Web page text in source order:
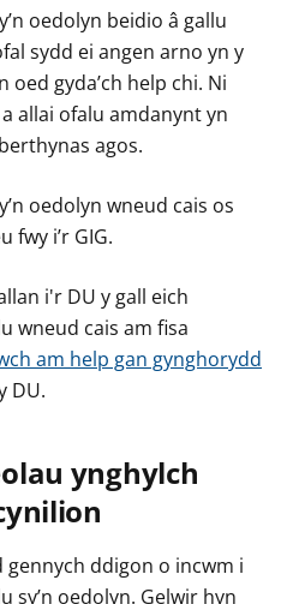
oedolyn beidio â gallu
sydd ei angen arno yn y
oed gyda’ch help chi. Ni
allai ofalu amdanynt yn
agos.
oedolyn wneud cais os
fwy i’r GIG.
i'r DU y gall eich
wneud cais am fisa
am help gan gynghorydd
DU.
ynghylch
gennych ddigon o incwm i
sy’n oedolyn. Gelwir hyn